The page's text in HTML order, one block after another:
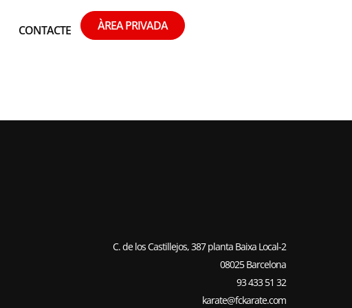
CONTACTE ÀREA PRIVADA
C. de los Castillejos, 387 planta Baixa Local-2
08025 Barcelona
93 433 51 32
karate@fckarate.com